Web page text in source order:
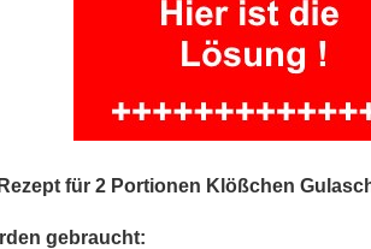
für 2 Portionen Klößchen
gebraucht: